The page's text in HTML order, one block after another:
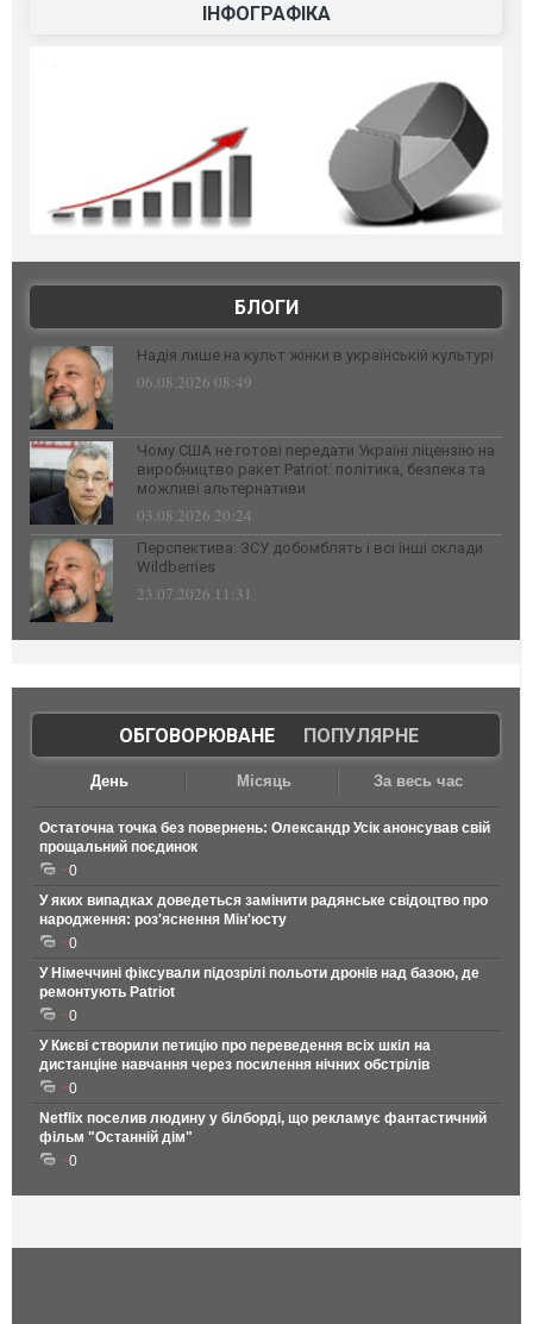
ІНФОГРАФІКА
БЛОГИ
Надія лише на культ жінки в українській культурі
06.08.2026 08:49
Чому США не готові передати Україні ліцензію на
виробництво ракет Patriot: політика, безпека та
можливі альтернативи
03.08.2026 20:24
Перспектива: ЗСУ добомблять і всі інші склади
Wildberries
23.07.2026 11:31
ОБГОВОРЮВАНЕ| ПОПУЛЯРНЕ
День Місяць За весь час
Остаточна точка без повернень: Олександр Усік анонсував свій
прощальний поєдинок
0
У яких випадках доведеться замінити радянське свідоцтво про
народження: роз'яснення Мін'юсту
0
У Німеччині фіксували підозрілі польоти дронів над базою, де
ремонтують Patriot
0
У Києві створили петицію про переведення всіх шкіл на
дистанціне навчання через посилення нічних обстрілів
0
Netflix поселив людину у білборді, що рекламує фантастичний
фільм "Останній дім"
0